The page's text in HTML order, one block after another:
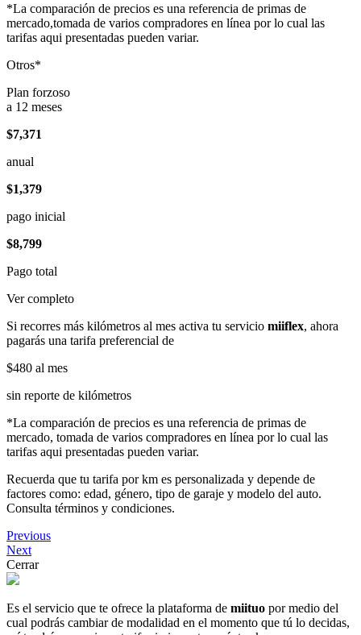
*La comparación de precios es una referencia de primas de
mercado,tomada de varios compradores en línea por lo cual las
tarifas aqui presentadas pueden variar.
Otros*
Plan forzoso
a 12 meses
$7,371
anual
$1,379
pago inicial
$8,799
Pago total
Ver completo
Si recorres más kilómetros al mes activa tu servicio miiflex, ahora
pagarás una tarifa preferencial de
$480 al mes
sin reporte de kilómetros
*La comparación de precios es una referencia de primas de
mercado, tomada de varios compradores en línea por lo cual las
tarifas aqui presentadas pueden variar.
Recuerda que tu tarifa por km es personalizada y depende de
factores como: edad, género, tipo de garaje y modelo del auto.
Consulta términos y condiciones.
Previous
Next
Cerrar
Es el servicio que te ofrece la plataforma de miituo por medio del
cual podrás cambiar de modalidad en el momento que tú lo decidas,